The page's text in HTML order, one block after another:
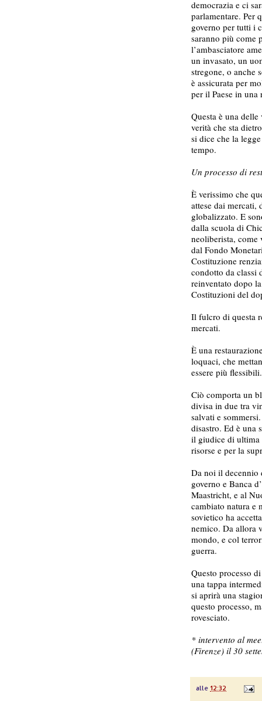
democrazia e ci
parlamentare. Per
governo per tutti i
saranno più come
l’ambasciatore
un invasato, un
stregone, o anche
è assicurata per
per il Paese in
Questa è una
verità che sta
si dice che la
tempo.
Un processo di
È verissimo che
attese dai mercati,
globalizzato. E
dalla scuola di
neoliberista, come
dal Fondo
Costituzione
condotto da classi
reinventato dopo
Costituzioni del
Il fulcro di questa
mercati.
È una
loquaci, che
essere più flessibili.
Ciò comporta un
divisa in due tra
salvati e
disastro. Ed è una
il giudice di ultima
risorse e per la
Da noi il decennio
governo e Banca
Maastricht, e al
cambiato natura e
sovietico ha
nemico. Da allora
mondo, e col
guerra.
Questo processo
una tappa
si aprirà una
questo processo,
rovesciato.
* intervento al
(Firenze) il 30
alle 12:32